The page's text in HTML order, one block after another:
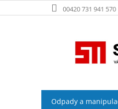
na
00420 731 941 570
Odpady a